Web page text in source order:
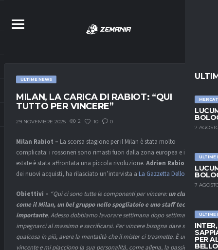
7
ULTIME
7
ULTIME
PER
ULTIME NEWS
MILAN, LA CARICA DI RABIOT: “QUI
TUTTO PER VINCERE”
29 NOVEMBRE 2025 2 10 0
Milan Rabiot – La scorsa stagione per il Milan è stata molto
complicata: i rossoneri sono rimasti fuori dalla zona europea e in
estate è stata affrontata una piccola rivoluzione. Adrien Rabiot,
uno
dei nuovi acquisti, ha rilasciato un’intervista a La Gazzetta Dello Sport.
Obiettivi – “Qui ci sono tutte le componenti per vincere:un club
come il Milan, un bel gruppo nello spogliatoio e uno staff tecnico
importante. Adesso dobbiamo lavorare settimana dopo settimana,
impegnarci al massimo e sacrificarsi. Per vincere bisogna dare sempre
qualcosa in più, avere la mentalità che il mister ci trasmette. È un
vincente e mi piacciono la sua personalità, come allena, la passione